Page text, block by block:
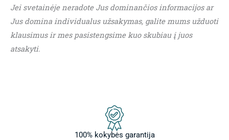
Jei svetainėje neradote Jus dominančios informacijos ar
Jus domina individualus užsakymas, galite mums užduoti
klausimus ir mes pasistengsime kuo skubiau į juos
atsakyti.
100% kokybės garantija